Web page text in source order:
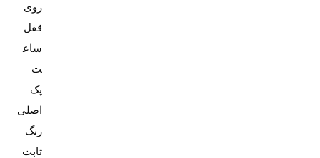
روی
قفل
ساع
پک
رنگ
ثابت